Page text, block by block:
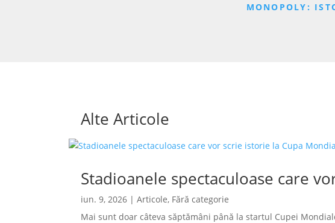
MONOPOLY:
Alte Articole
Stadioanele spectaculoase care
iun. 9, 2026 |Articole, Fără categorie
Mai sunt doar câteva săptămâni până la startul Cupei